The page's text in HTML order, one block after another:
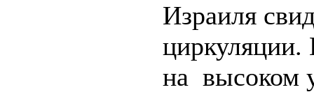
Израиля
циркуляции.
на высоком